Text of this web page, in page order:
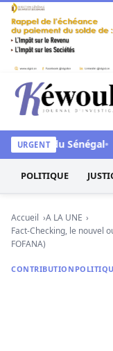
Aller au contenu
Kéwoulo, le
URGENT
du Sénégal
POLITIQUE
Accueil
A LA UNE
Fact-Checking, le nouvel
FOFANA)
CONTRIBUTION